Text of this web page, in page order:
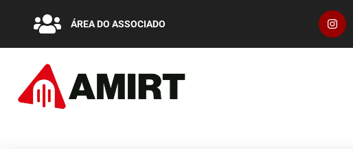
ÁREA DO ASSOCIADO